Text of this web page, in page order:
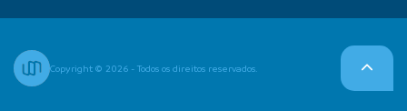
Copyright © 2026 - Todos os direitos reservados.